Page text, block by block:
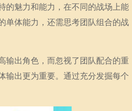
的魅力和能力，在不同的战场上能
单体能力，还需思考团队组合的战
输出角色，而忽视了团队配合的重
输出更为重要。通过充分发掘每个